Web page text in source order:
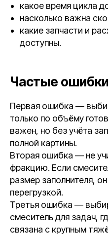
какое время цикла
насколько важна
какие запчасти и
доступны.
Частые
Первая ошибка —
только по объёму
важен, но без учёта
полной картины.
Вторая ошибка — не
фракцию. Если
размер заполнителя,
перегрузкой.
Третья ошибка —
смеситель для задач,
связана с крупным